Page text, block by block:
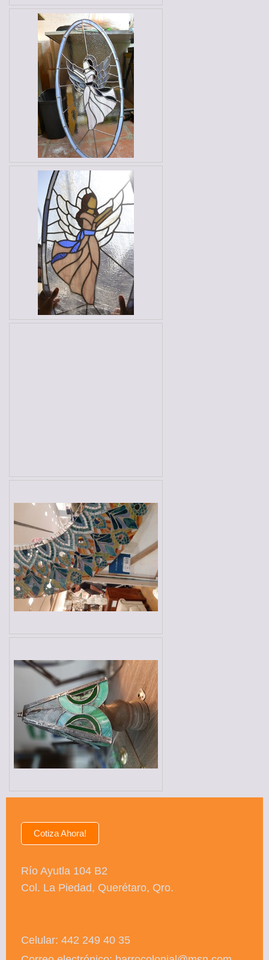
Cotiza Ahora!
Río Ayutla 104 B2
Col. La Piedad, Querétaro, Qro.
Celular: 442 249 40 35